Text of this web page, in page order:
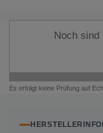
Noch sind
Es erfolgt keine Prüfung auf